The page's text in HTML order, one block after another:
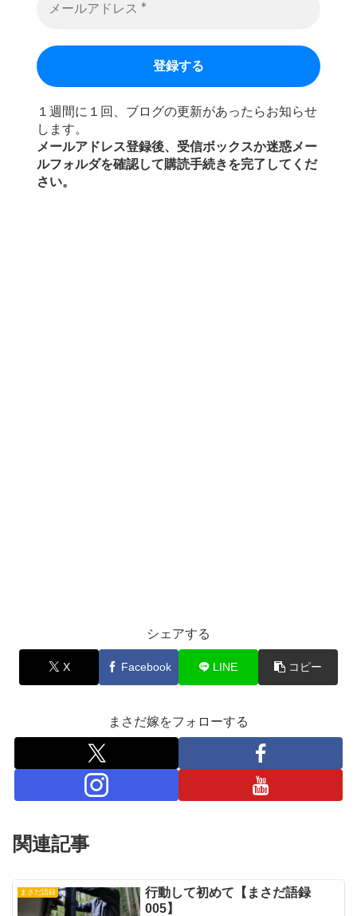
１週間に１回、ブログの更新があったらお知らせ
します。
メールアドレス登録後、受信ボックスか迷惑メー
ルフォルダを確認して購読手続きを完了してくだ
さい。
シェアする
X Facebook LINE コピー
まさだ嫁をフォローする
関連記事
まさだ語録
行動して初めて【まさだ語録
005】